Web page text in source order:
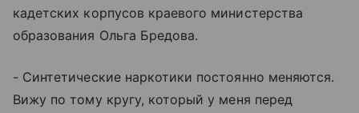
кадетских корпусов краевого министерства
образования Ольга Бредова.
- Синтетические наркотики постоянно меняются.
Вижу по тому кругу, который у меня перед